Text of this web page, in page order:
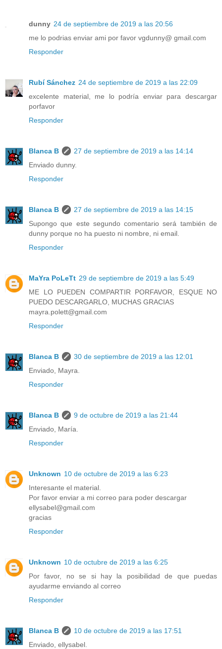
dunny 24 de septiembre de 2019 a las 20:56
me lo podrias enviar ami por favor vgdunny@ gmail.com
Responder
Rubí Sánchez 24 de septiembre de 2019 a las 22:09
excelente material, me lo podría enviar para descargar
porfavor
Responder
Blanca B
27 de septiembre de 2019 a las 14:14
Enviado dunny.
Responder
Blanca B
27 de septiembre de 2019 a las 14:15
Supongo que este segundo comentario será también de
dunny porque no ha puesto ni nombre, ni email.
Responder
MaYra PoLeTt 29 de septiembre de 2019 a las 5:49
ME LO PUEDEN COMPARTIR PORFAVOR, ESQUE NO
PUEDO DESCARGARLO, MUCHAS GRACIAS
mayra.polett@gmail.com
Responder
Blanca B
30 de septiembre de 2019 a las 12:01
Enviado, Mayra.
Responder
Blanca B
9 de octubre de 2019 a las 21:44
Enviado, María.
Responder
Unknown 10 de octubre de 2019 a las 6:23
Interesante el material.
Por favor enviar a mi correo para poder descargar
ellysabel@gmail.com
gracias
Responder
Unknown 10 de octubre de 2019 a las 6:25
Por favor, no se si hay la posibilidad de que puedas
ayudarme enviando al correo
Responder
Blanca B
10 de octubre de 2019 a las 17:51
Enviado, ellysabel.